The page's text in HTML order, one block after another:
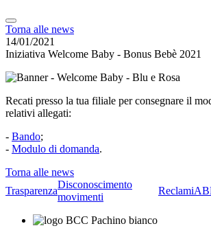
Torna alle news
14/01/2021
Iniziativa Welcome Baby - Bonus Bebè 2021
Recati presso la tua filiale per consegnare il
relativi allegati:
- Bando;
- Modulo di domanda.
Torna alle news
Trasparenza
Disconoscimento
movimenti
Reclami